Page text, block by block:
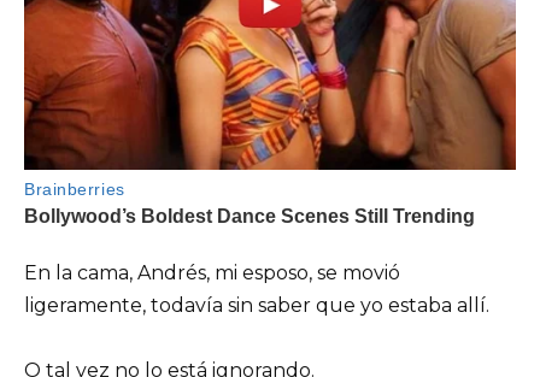
En la cama, Andrés, mi esposo, se movió
ligeramente, todavía sin saber que yo estaba allí.
O tal vez no lo está ignorando.